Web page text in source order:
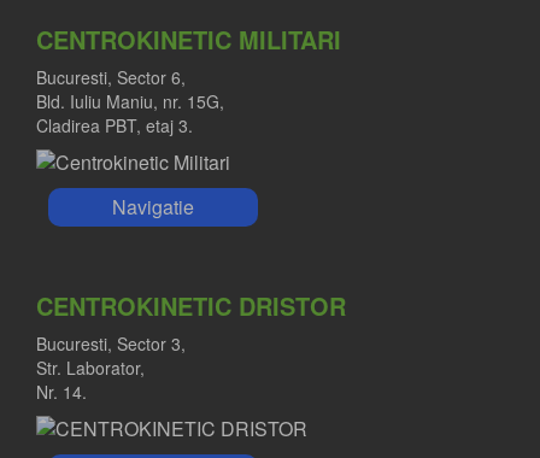
CENTROKINETIC MILITARI
Bucuresti, Sector 6,
Bld. Iuliu Maniu, nr. 15G,
Cladirea PBT, etaj 3.
Navigatie
CENTROKINETIC DRISTOR
Bucuresti, Sector 3,
Str. Laborator,
Nr. 14.